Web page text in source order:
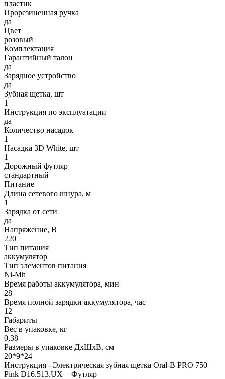
пластик
Прорезиненная ручка
да
Цвет
розовый
Комплектация
Гарантийный талон
да
Зарядное устройство
да
Зубная щетка, шт
1
Инструкция по эксплуатации
да
Количество насадок
1
Насадка 3D White, шт
1
Дорожный футляр
стандартный
Питание
Длина сетевого шнура, м
1
Зарядка от сети
да
Напряжение, В
220
Тип питания
аккумулятор
Тип элементов питания
Ni-Mh
Время работы аккумулятора, мин
28
Время полной зарядки аккумулятора, час
12
Габариты
Вес в упаковке, кг
0,38
Размеры в упаковке ДxШxВ, см
20*9*24
Инструкция - Электрическая зубная щетка Oral-B PRO 750
Pink D16.513.UX + Футляр